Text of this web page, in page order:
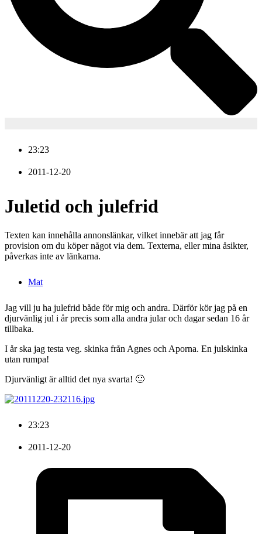
23:23
2011-12-20
Juletid och julefrid
Texten kan innehålla annonslänkar, vilket innebär att jag får
provision om du köper något via dem. Texterna, eller mina åsikter,
påverkas inte av länkarna.
Mat
Jag vill ju ha julefrid både för mig och andra. Därför kör jag på en
djurvänlig jul i år precis som alla andra jular och dagar sedan 16 år
tillbaka.
I år ska jag testa veg. skinka från Agnes och Aporna. En julskinka
utan rumpa!
Djurvänligt är alltid det nya svarta! 🙂
23:23
2011-12-20